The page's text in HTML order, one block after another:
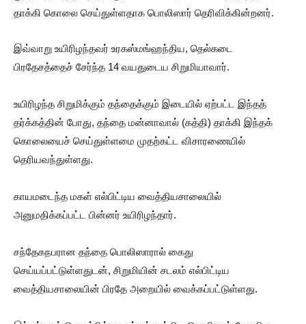
தாக்கி கொலை செய்துள்ளதாக பொலிஸார் தெரிவிக்கின்றனர்.
இவ்வாறு உயிரிழந்தவர் உரகஸ்மங்ஹந்திய, தெல்கடை
பிரதேசத்தைச் சேர்ந்த 14 வயதுடைய சிறுமியாவார்.
உயிரிழந்த சிறுமிக்கும் தந்தைக்கும் இடையில் ஏற்பட்ட இந்தத்
தர்க்கத்தின் போது, தந்தை மன்னாவால் (கத்தி) தாக்கி இந்தக்
கொலையைச் செய்துள்ளமை முதற்கட்ட விசாரணையில்
தெரியவந்துள்ளது.
காயமடைந்த மகள் எல்பிட்டிய வைத்தியசாலையில்
அனுமதிக்கப்பட்ட பின்னர் உயிரிழந்தார்.
சந்தேகநபரான தந்தை பொலிஸாரால் கைது
செய்யப்பட்டுள்ளதுடன், சிறுமியின் சடலம் எல்பிட்டிய
வைத்தியசாலையின் பிரதே அறையில் வைக்கப்பட்டுள்ளது.